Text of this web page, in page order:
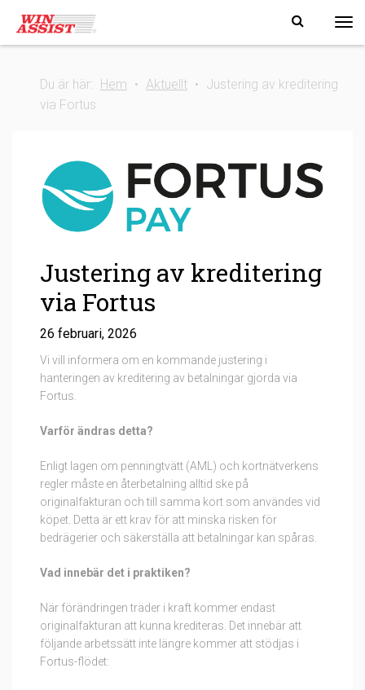
Du är här: Hem • Aktuellt • Justering av kreditering
via Fortus
Justering av kreditering
via Fortus
26 februari, 2026
Vi vill informera om en kommande justering i
hanteringen av kreditering av betalningar gjorda via
Fortus.
Varför ändras detta?
Enligt lagen om penningtvätt (AML) och kortnätverkens
regler måste en återbetalning alltid ske på
originalfakturan och till samma kort som användes vid
köpet. Detta är ett krav för att minska risken för
bedrägerier och säkerställa att betalningar kan spåras.
Vad innebär det i praktiken?
När förändringen träder i kraft kommer endast
originalfakturan att kunna krediteras. Det innebär att
följande arbetssätt inte längre kommer att stödjas i
Fortus-flödet: